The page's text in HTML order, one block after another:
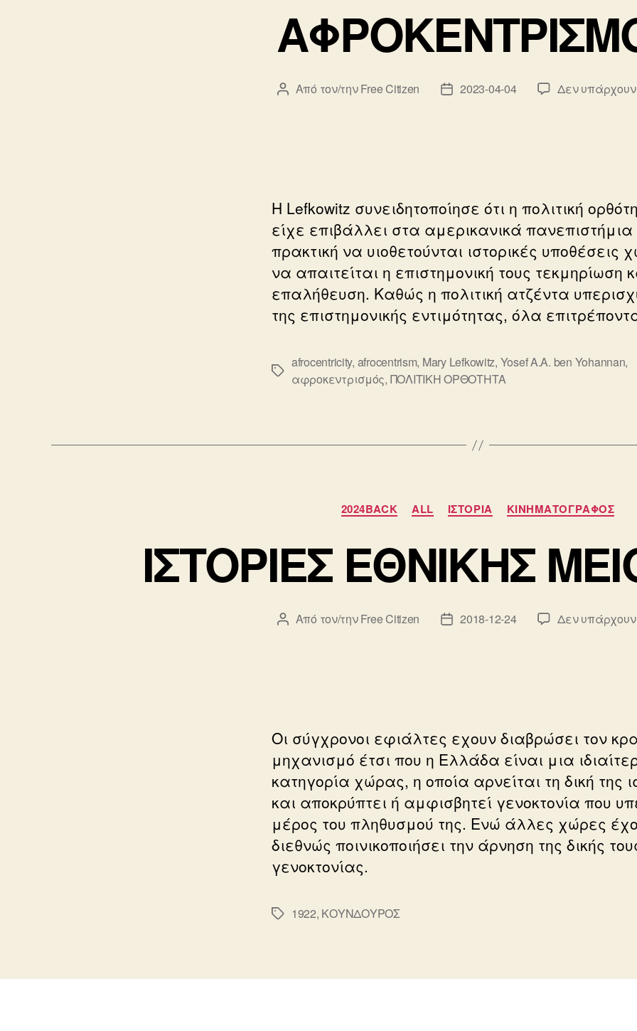
Συντάκτης
Από τον/τηνFree Citizen
Ημ.2023-04-04 Δεν
Η Lefkowitz συνειδητοποίησε ότι η πολιτική
είχε επιβάλλει στα αμερικανικά πανεπιστήμια
πρακτική να υιοθετούνται ιστορικές υποθέσεις
να απαιτείται η επιστημονική τους τεκμηρίωση
επαλήθευση. Καθώς η πολιτική ατζέντα
της επιστημονικής εντιμότητας, όλα
Ετικέτες
afrocentricity, afrocentrism, Mary Lefkowitz, Yosef A.A. ben Yohannan,
αφροκεντρισμός, ΠΟΛΙΤΙΚΗ ΟΡΘΟΤΗΤΑ
Κατηγορίες
2024BACK ALL ΙΣΤΟΡΙΑ ΚΙΝΗΜΑΤΟΓΡΑΦΟΣ
ΙΣΤΟΡΙΕΣ ΕΘΝΙΚΗΣ
Συντάκτης
Από τον/τηνFree Citizen
Ημ.2018-12-24 Δεν
Οι σύγχρονοι εφιάλτες εχουν διαβρώσει τον
μηχανισμό έτσι που η Ελλάδα είναι μια
κατηγορία χώρας, η οποία αρνείται τη δική της
και αποκρύπτει ή αμφισβητεί γενοκτονία που
μέρος του πληθυσμού της. Ενώ άλλες χώρες
διεθνώς ποινικοποιήσει την άρνηση της δικής
γενοκτονίας.
Ετικέτες
1922, ΚΟΥΝΔΟΥΡΟΣ